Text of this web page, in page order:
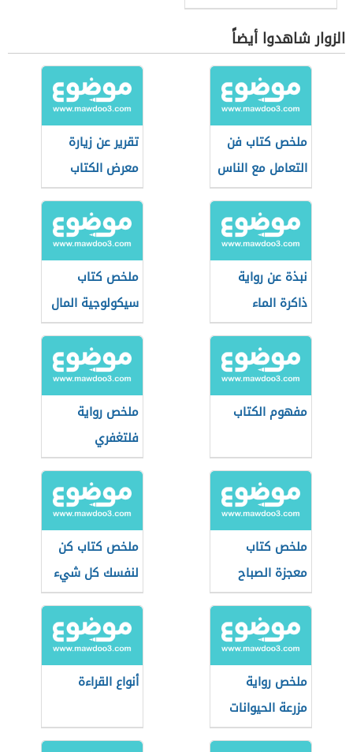
الزوار شاهدوا أيضاً
ملخص كتاب فن
التعامل مع الناس
تقرير عن زيارة
معرض الكتاب
نبذة عن رواية
ذاكرة الماء
ملخص كتاب
سيكولوجية المال
مفهوم الكتاب
ملخص رواية
فلتغفري
ملخص كتاب
معجزة الصباح
ملخص كتاب كن
لنفسك كل شيء
ملخص رواية
مزرعة الحيوانات
أنواع القراءة